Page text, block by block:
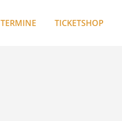
TERMINE TICKETSHOP